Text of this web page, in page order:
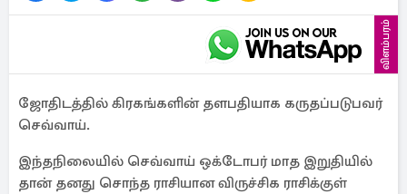
விளம்பரம்
ஜோதிடத்தில் கிரகங்களின் தளபதியாக கருதப்படுபவர்
செவ்வாய்.
இந்தநிலையில் செவ்வாய் ஒக்டோபர் மாத இறுதியில்
தான் தனது சொந்த ராசியான விருச்சிக ராசிக்குள்